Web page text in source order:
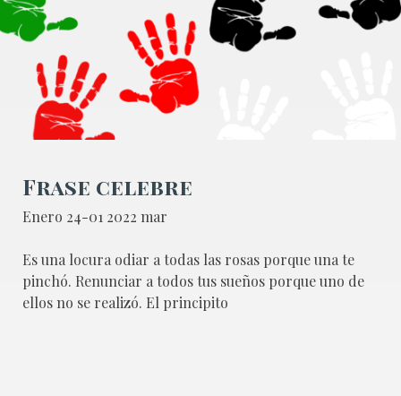
Frase celebre
Enero 24-01 2022 mar
Es una locura odiar a todas las rosas porque una te
pinchó. Renunciar a todos tus sueños porque uno de
ellos no se realizó. El principito